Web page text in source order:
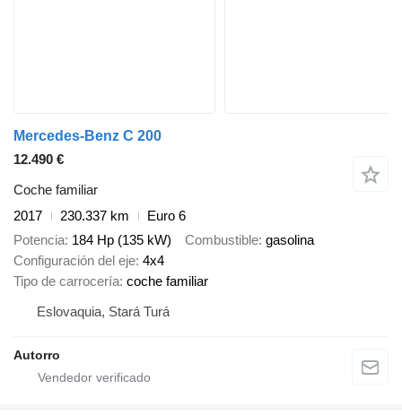
Mercedes-Benz C 200
12.490 €
Coche familiar
2017
230.337 km
Euro 6
Potencia 184 Hp (135 kW) Combustible gasolina
Configuración del eje 4x4
Tipo de carrocería coche familiar
Eslovaquia, Stará Turá
Autorro